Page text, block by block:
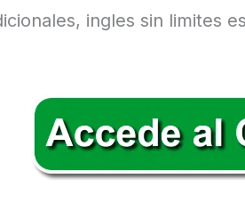
ingles sin limites